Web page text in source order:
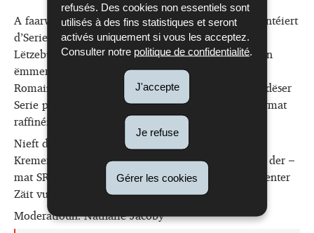
refusés. Des cookies non essentiels sont
utilisés à des fins statistiques et seront
activés uniquement si vous les acceptez.
Consulter notre politique de confidentialité.
J'accepte
Je refuse
Gérer les cookies
A faarwegem Look an am handleche Format presentéiert
d’Serie
Timbavu Kremart Édition kuerz Texter op
Lëtzebuergesch, déi een iwwerall mathuele kann an
ëmmer erëm gäre liest. D’Josiane Kartheiser an de
Romain Butti sinn zwee vun den Auteuren, déi an dëser
Serie publizéiert hunn an och an dësem klenge Format
raffinéiert Geschichten erzielen.
Nieft dëse kuerzen Texter presentéiert d’Christiane
Kremer hiren éischte RomanDeBicherbus
, deen an der –
mat SREL-Affär a Regierungskris – politesch turbulenter
Zäit vun 2013 spillt.
Moderatioun: Nathalie Jacoby